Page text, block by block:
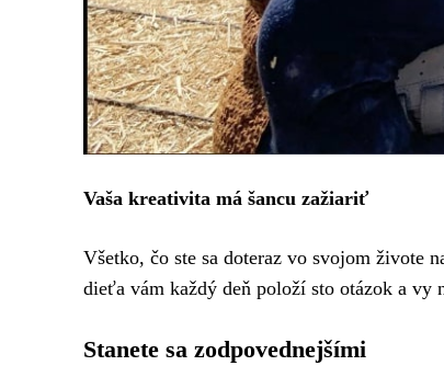
Vaša kreativita má šancu zažiariť
Všetko, čo ste sa doteraz vo svojom živote
dieťa vám každý deň položí sto otázok a vy
Stanete sa zodpovednejšími